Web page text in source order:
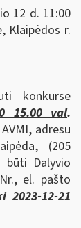
12 d. 11:00
Klaipėdos r.
konkurse
15.00 val.
adresu
(205
Dalyvio
el. pašto
2023-12-21